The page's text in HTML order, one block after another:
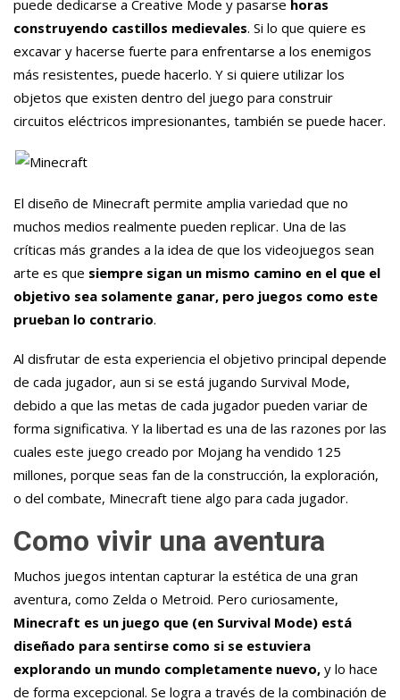
puede dedicarse a Creative Mode y pasarse horas
construyendo castillos medievales. Si lo que quiere es
excavar y hacerse fuerte para enfrentarse a los enemigos
más resistentes, puede hacerlo. Y si quiere utilizar los
objetos que existen dentro del juego para construir
circuitos eléctricos impresionantes, también se puede hacer.
El diseño de Minecraft permite amplia variedad que no
muchos medios realmente pueden replicar. Una de las
críticas más grandes a la idea de que los videojuegos sean
arte es que siempre sigan un mismo camino en el que el
objetivo sea solamente ganar, pero juegos como este
prueban lo contrario.
Al disfrutar de esta experiencia el objetivo principal depende
de cada jugador, aun si se está jugando Survival Mode,
debido a que las metas de cada jugador pueden variar de
forma significativa. Y la libertad es una de las razones por las
cuales este juego creado por Mojang ha vendido 125
millones, porque seas fan de la construcción, la exploración,
o del combate, Minecraft tiene algo para cada jugador.
Como vivir una aventura
Muchos juegos intentan capturar la estética de una gran
aventura, como Zelda o Metroid. Pero curiosamente,
Minecraft es un juego que (en Survival Mode) está
diseñado para sentirse como si se estuviera
explorando un mundo completamente nuevo, y lo hace
de forma excepcional. Se logra a través de la combinación de